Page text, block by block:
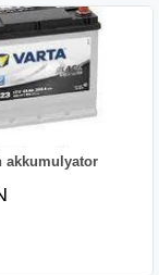
akkumulyator